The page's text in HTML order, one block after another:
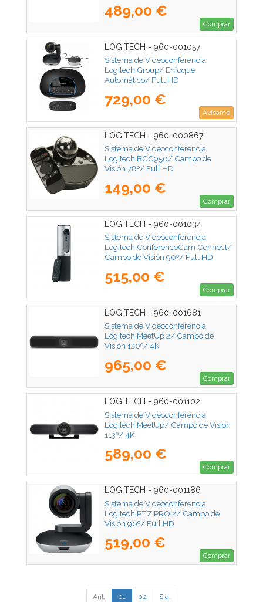
489,00 €
Comprar
LOGITECH - 960-001057
Sistema de Videoconferencia
Logitech Group/ Enfoque
Automático/ Full HD
729,00 €
Avísame
LOGITECH - 960-000867
Sistema de Videoconferencia
Logitech BCC950/ Campo de
Visión 78º/ Full HD
149,00 €
Comprar
LOGITECH - 960-001034
Sistema de Videoconferencia
Logitech ConferenceCam Connect/
Campo de Visión 90º/ Full HD
515,00 €
Comprar
LOGITECH - 960-001681
Sistema de Videoconferencia
Logitech MeetUp 2/ Campo de
Visión 120º/ 4K
965,00 €
Comprar
LOGITECH - 960-001102
Sistema de Videoconferencia
Logitech MeetUp/ Campo de Visión
113º/ 4K
589,00 €
Comprar
LOGITECH - 960-001186
Sistema de Videoconferencia
Logitech PTZ PRO 2/ Campo de
Visión 90º/ Full HD
519,00 €
Comprar
Ant. 01 02 Sig.